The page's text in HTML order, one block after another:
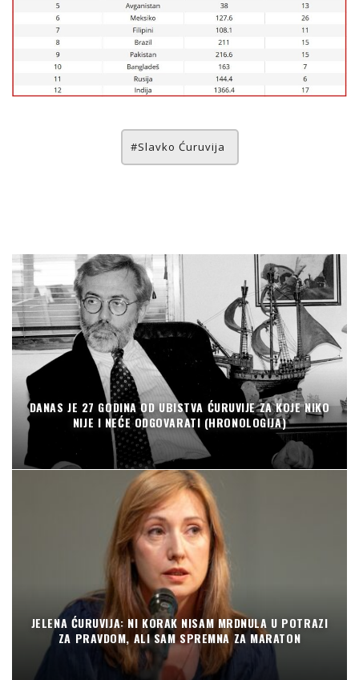
Slavko Ćuruvija
DANAS JE 27 GODINA OD UBISTVA ĆURUVIJE ZA KOJE NIKO
NIJE I NEĆE ODGOVARATI (HRONOLOGIJA)
JELENA ĆURUVIJA: NI KORAK NISAM MRDNULA U POTRAZI
ZA PRAVDOM, ALI SAM SPREMNA ZA MARATON